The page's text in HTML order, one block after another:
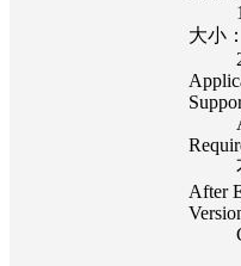
大小：
After